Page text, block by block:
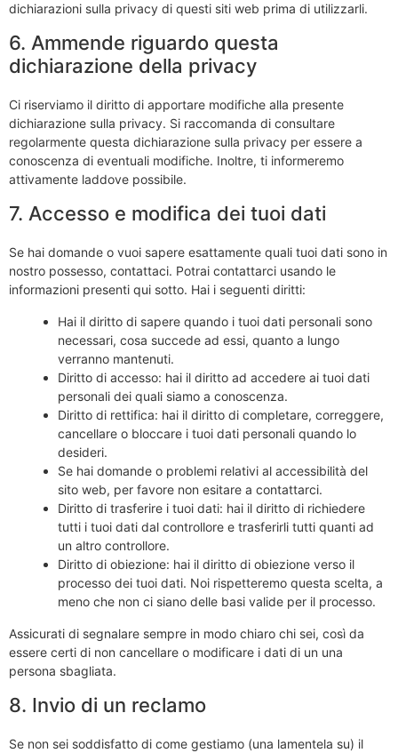
dichiarazioni sulla privacy di questi siti web prima di utilizzarli.
6. Ammende riguardo questa
dichiarazione della privacy
Ci riserviamo il diritto di apportare modifiche alla presente
dichiarazione sulla privacy. Si raccomanda di consultare
regolarmente questa dichiarazione sulla privacy per essere a
conoscenza di eventuali modifiche. Inoltre, ti informeremo
attivamente laddove possibile.
7. Accesso e modifica dei tuoi dati
Se hai domande o vuoi sapere esattamente quali tuoi dati sono in
nostro possesso, contattaci. Potrai contattarci usando le
informazioni presenti qui sotto. Hai i seguenti diritti:
Hai il diritto di sapere quando i tuoi dati personali sono
necessari, cosa succede ad essi, quanto a lungo
verranno mantenuti.
Diritto di accesso: hai il diritto ad accedere ai tuoi dati
personali dei quali siamo a conoscenza.
Diritto di rettifica: hai il diritto di completare, correggere,
cancellare o bloccare i tuoi dati personali quando lo
desideri.
Se hai domande o problemi relativi al accessibilità del
sito web, per favore non esitare a contattarci.
Diritto di trasferire i tuoi dati: hai il diritto di richiedere
tutti i tuoi dati dal controllore e trasferirli tutti quanti ad
un altro controllore.
Diritto di obiezione: hai il diritto di obiezione verso il
processo dei tuoi dati. Noi rispetteremo questa scelta, a
meno che non ci siano delle basi valide per il processo.
Assicurati di segnalare sempre in modo chiaro chi sei, così da
essere certi di non cancellare o modificare i dati di un una
persona sbagliata.
8. Invio di un reclamo
Se non sei soddisfatto di come gestiamo (una lamentela su) il